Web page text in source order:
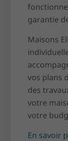
garantie
Maisons
vos plans
des
votre
votre
En savoir